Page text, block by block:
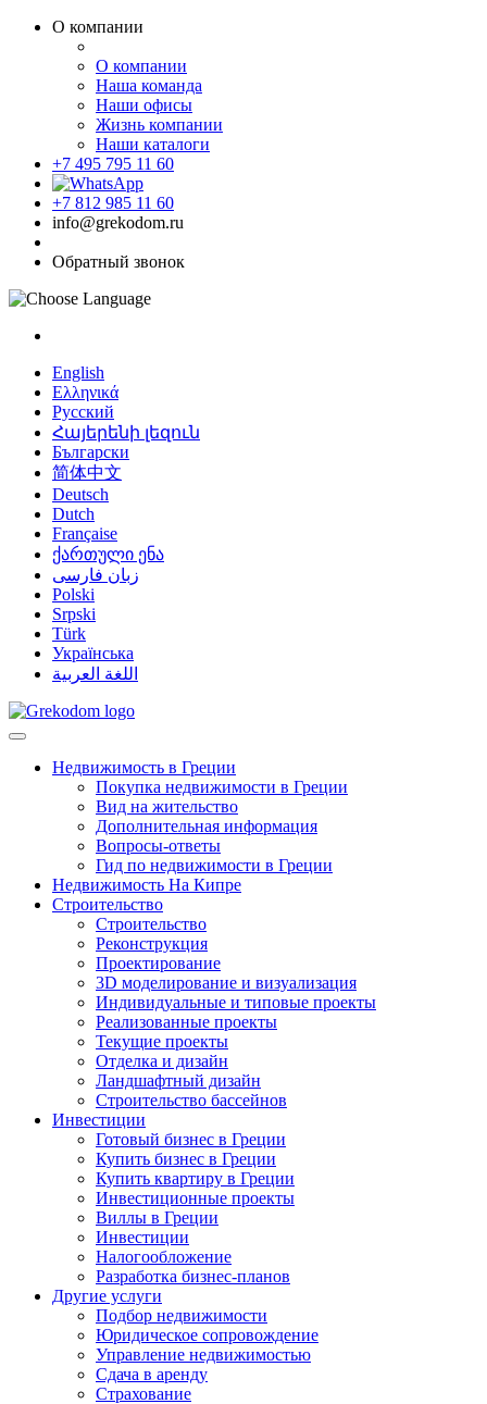
О компании
О компании
Наша команда
Наши офисы
Жизнь компании
Наши каталоги
+7 495 795 11 60
+7 812 985 11 60
info@grekodom.ru
Обратный звонок
English
Ελληνικά
Русский
Հայերենի լեզուն
Български
简体中文
Deutsch
Dutch
Française
ქართული ენა
زبان فارسی
Polski
Srpski
Türk
Українська
اللغة العربية
Недвижимость в Греции
Покупка недвижимости в Греции
Вид на жительство
Дополнительная информация
Вопросы-ответы
Гид по недвижимости в Греции
Недвижимость На Кипре
Строительство
Строительство
Реконструкция
Проектирование
3D моделирование и визуализация
Индивидуальные и типовые проекты
Реализованные проекты
Текущие проекты
Отделка и дизайн
Ландшафтный дизайн
Строительство бассейнов
Инвестиции
Готовый бизнес в Греции
Купить бизнес в Греции
Купить квартиру в Греции
Инвестиционные проекты
Виллы в Греции
Инвестиции
Налогообложение
Разработка бизнес-планов
Другие услуги
Подбор недвижимости
Юридическое сопровождение
Управление недвижимостью
Сдача в аренду
Страхование